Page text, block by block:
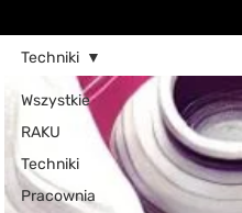
Wszystkie
RAKU
Techniki
Pracownia
Techniki